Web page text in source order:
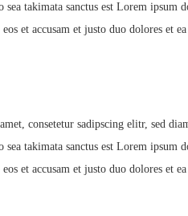
sea takimata sanctus est Lorem
et accusam et justo duo dolores et
consetetur sadipscing elitr, sed
sea takimata sanctus est Lorem
et accusam et justo duo dolores et